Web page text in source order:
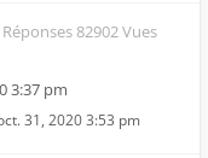
82902 Vues
3:37 pm
31, 2020 3:53 pm